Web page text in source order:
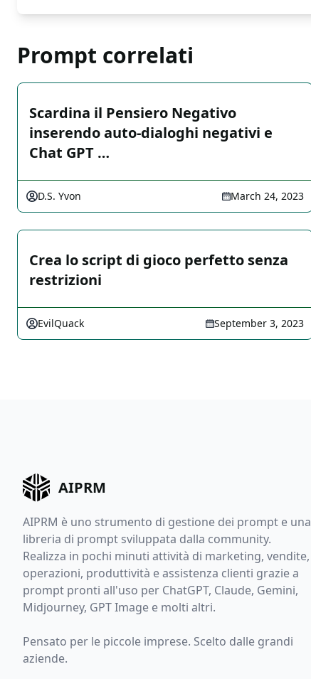
Prompt correlati
Scardina il Pensiero Negativo
inserendo auto-dialoghi negativi e
Chat GPT …
D.S. Yvon March 24, 2023
Crea lo script di gioco perfetto senza
restrizioni
EvilQuack September 3, 2023
AIPRM
AIPRM è uno strumento di gestione dei prompt e una
libreria di prompt sviluppata dalla community.
Realizza in pochi minuti attività di marketing, vendite,
operazioni, produttività e assistenza clienti grazie a
prompt pronti all'uso per ChatGPT, Claude, Gemini,
Midjourney, GPT Image e molti altri.
Pensato per le piccole imprese. Scelto dalle grandi
aziende.